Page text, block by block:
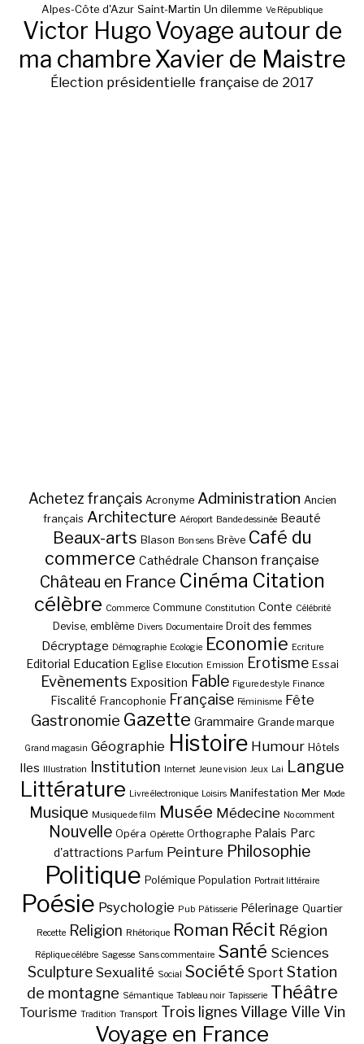
Alpes-Côte d'Azur Saint-Martin Un dilemme Ve République
Victor HugoVoyage autour de
ma chambre Xavier de Maistre
Élection présidentielle française de 2017
Achetez français Acronyme Administration Ancien
français Architecture Aéroport Bande dessinée Beauté
Beaux-arts Blason Bon sens Brève Café du
commerce Cathédrale Chanson française
Château en France Cinéma Citation
célèbre Commerce Commune Constitution Conte Célébrité
Devise, emblème Divers Documentaire Droit des femmes
Décryptage Démographie Ecologie Economie Ecriture
Editorial Education Eglise Elocution Emission Erotisme Essai
Evènements Exposition Fable Figure de style Finance
Fiscalité Francophonie Française Féminisme Fête
Gastronomie Gazette Grammaire Grande marque
Grand magasin Géographie Histoire Humour Hôtels
Iles Illustration Institution Internet Jeune vision Jeux Lai Langue
Littérature Livre électronique Loisirs Manifestation Mer Mode
Musique Musique de film Musée Médecine No comment
Nouvelle Opéra Opérette Orthographe Palais Parc
d'attractions Parfum Peinture Philosophie
Politique Polémique Population Portrait littéraire
Poésie Psychologie Pub Pâtisserie Pélerinage Quartier
Recette Religion Rhétorique Roman Récit Région
Réplique célèbre Sagesse Sans commentaire Santé Sciences
Sculpture Sexualité Social Société Sport Station
de montagne Sémantique Tableau noir Tapisserie Théâtre
Tourisme Tradition Transport Trois lignes Village Ville Vin
Voyage en France